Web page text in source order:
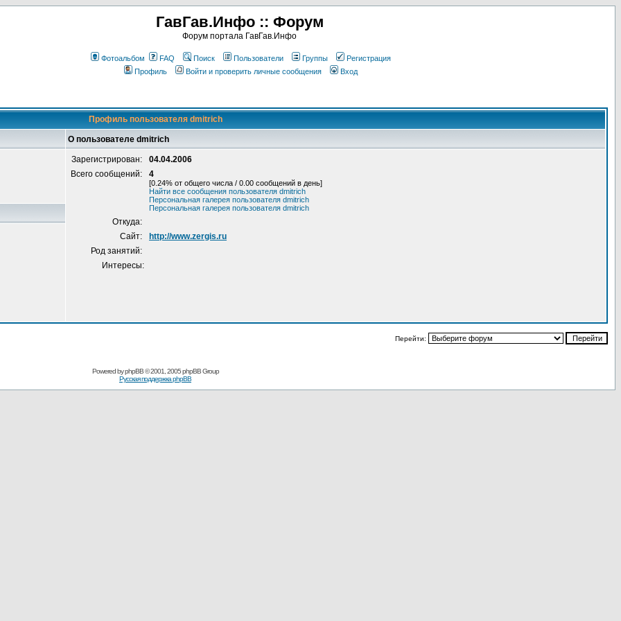
ГавГав.Инфо :: Форум
Форум портала ГавГав.Инфо
Фотоальбом FAQ Поиск Пользователи Группы
Регистрация
Профиль
Войти и проверить личные сообщения Вход
Профиль пользователя dmitrich
О пользователе dmitrich
Зарегистрирован:
04.04.2006
Всего сообщений:
4
[0.24% от общего числа / 0.00 сообщений в день]
Найти все сообщения пользователя dmitrich
Персональная галерея пользователя dmitrich
Персональная галерея пользователя dmitrich
Откуда:
Сайт:
http://www.zergis.ru
Род занятий:
Интересы:
Перейти:
Powered byphpBB© 2001, 2005 phpBB Group
Русская поддержка phpBB